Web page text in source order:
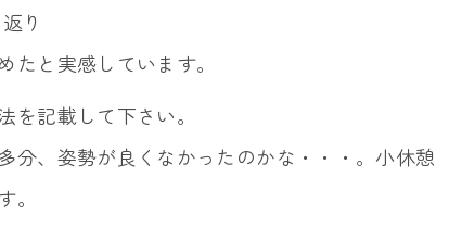
り
と実感しています。
記載して下さい。
分、姿勢が良くなかったのかな・・・。小休憩